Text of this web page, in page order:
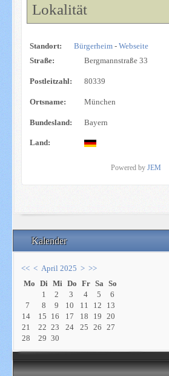
Kalender
<< < April 2025 > >>
Mo Di Mi Do Fr Sa So
1
2 3 4 5
6
7
8 9 10 11 12
13
14
15 16 17 18 19
20
21
22 23 24 25 26
27
28
29 30
Lokalität
Standort: Bürgerheim- Webseite
Straße:
Bergmannstraße 33
Postleitzahl: 80339
Ortsname: München
Bundesland: Bayern
Land:
Powered by JEM